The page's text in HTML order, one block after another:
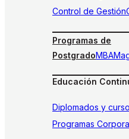
Control de Gestión
Programas de
PostgradoMBA
Educación
Diplomados y
Programas